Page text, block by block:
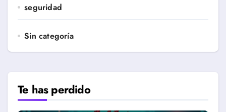
seguridad
Sin categoría
Te has perdido